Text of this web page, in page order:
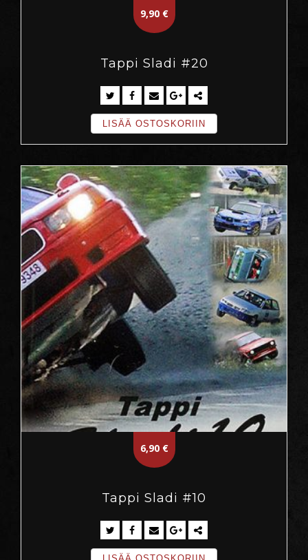
9,90 €
Tappi Sladi #20
LISÄÄ OSTOSKORIIN
6,90 €
Tappi Sladi #10